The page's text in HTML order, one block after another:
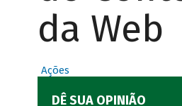
da Web
Ações
DÊ SUA OPINIÃO